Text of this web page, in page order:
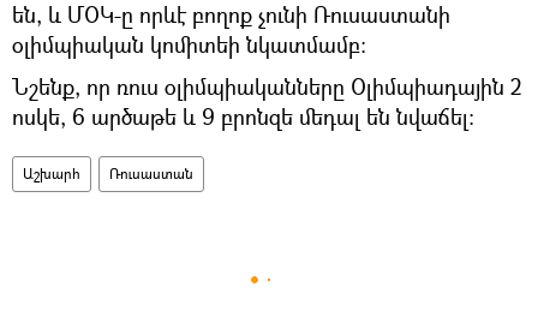
են, և ՄՕԿ-ը որևէ բողոք չունի Ռուսաստանի
օլիմպիական կոմիտեի նկատմամբ։
Նշենք, որ ռուս օլիմպիականները Օլիմպիադային 2
ոսկե, 6 արծաթե և 9 բրոնզե մեդալ են նվաճել։
Աշխարհ Ռուսաստան